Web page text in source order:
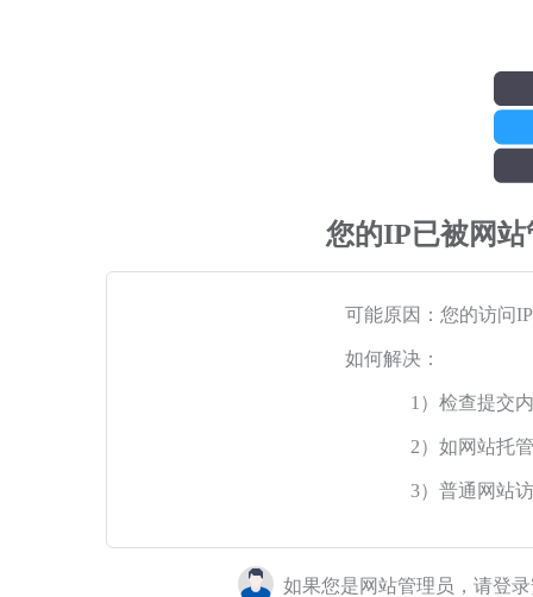
您的IP已被网
可能原因：您的访问
如何解决：
1）检查提交
2）如网站托
3）普通网站
如果您是网站管理员，请登